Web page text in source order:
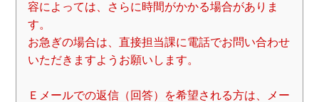
容によっては、さらに時間がかかる場合がありま
す。
お急ぎの場合は、直接担当課に電話でお問い合わせ
いただきますようお願いします。
Ｅメールでの返信（回答）を希望される方は、メー